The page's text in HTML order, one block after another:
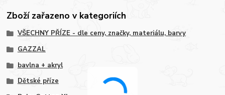
Zboží zařazeno v kategoriích
VŠECHNY PŘÍZE - dle ceny, značky, materiálu, barvy
GAZZAL
bavlna + akryl
Dětské příze